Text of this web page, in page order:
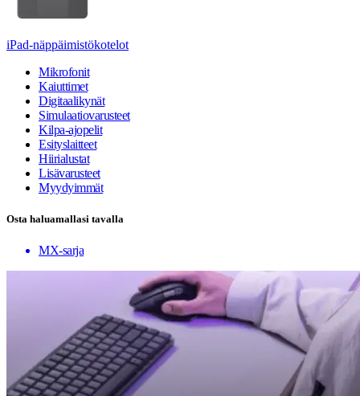
iPad-näppäimistökotelot
Mikrofonit
Kaiuttimet
Digitaalikynät
Simulaatiovarusteet
Kilpa-ajopelit
Esityslaitteet
Hiirialustat
Lisävarusteet
Myydyimmät
Osta haluamallasi tavalla
MX-sarja